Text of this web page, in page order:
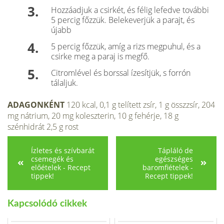
Hozzáadjuk a csirkét, és félig lefedve további
5 percig főzzük. Belekeverjük a parajt, és
újabb
5 percig főzzük, amíg a rizs megpuhul, és a
csirke meg a paraj is megfő.
Citromlével és borssal ízesítjük, s forrón
tálaljuk.
ADAGONKÉNT 120 kcal, 0,1 g telített zsír, 1 g összzsír, 204
mg nátrium, 20 mg koleszterin, 10 g fehérje, 18 g
szénhidrát 2,5 g rost
Ízletes és szívbarát
csemegék és
előételek - Recept
tippek!
Tápláló de
egészséges
baromfiételek -
Recept tippek!
Kapcsolódó cikkek